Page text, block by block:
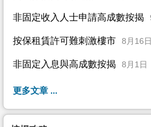
非固定收入人士申請高成數按揭
按保租賃許可難刺激樓市 8月16日
非固定入息與高成數按揭 8月1日
更多文章 ...